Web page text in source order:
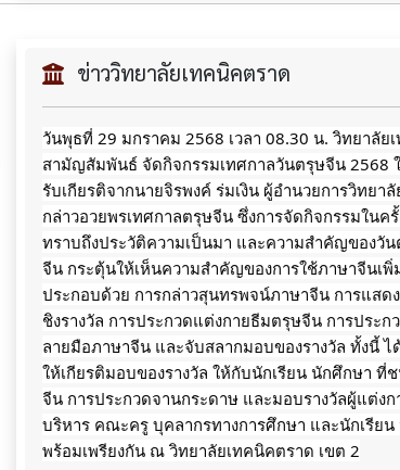
ข่าววิทยาลัยเทคนิคตราด
วันพุธที่ 29 มกราคม 2568 เวลา 08.30 น. วิทยาลั
สามัญสัมพันธ์ จัดกิจกรรมเทศกาลวันตรุษจีน 2568
รับเกียรติจากนายจิรพงค์ ร่มเงิน ผู้อำนวยการวิทยา
กล่าวอวยพรเทศกาลตรุษจีน ซึ่งการจัดกิจกรรมในค
ทราบถึงประวัติความเป็นมา และความสำคัญของวั
จีน กระตุ้นให้เห็นความสำคัญของการใช้ภาษาจีนเ
ประกอบด้วย การกล่าวสุนทรพจน์ภาษาจีน การแสด
ชิงรางวัล การประกวดแต่งกายธีมตรุษจีน การประ
ลายมือภาษาจีน และจับสลากมอบของรางวัล ทั้งนี้
ให้เกียรติมอบของรางวัล ให้กับนักเรียน นักศึกษา ที่
จีน การประกวดจานกระดาษ และมอบรางวัลผู้แต่ง
บริหาร คณะครู บุคลากรทางการศึกษา และนักเรีย
พร้อมเพรียงกัน ณ วิทยาลัยเทคนิคตราด เขต 2